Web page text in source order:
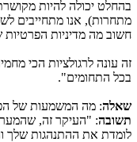
בהחלט יכולה להיות
מתחרות), אנו מתחייבים
חשוב מה מדיניות
זה עונה לרגולציות הכי
בכל התחומים".
שאלה: מה המשמעות של
תשובה: "העיקר זה,
לומדת את ההתנהגות שלך